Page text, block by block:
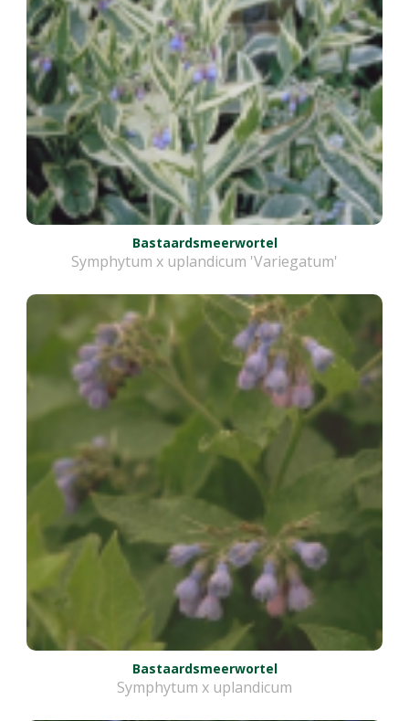
Bastaardsmeerwortel
Symphytum x uplandicum 'Variegatum'
Bastaardsmeerwortel
Symphytum x uplandicum